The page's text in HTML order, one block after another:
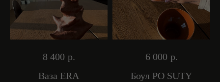
8 400 р.
Ваза ERA
6 000 р.
Боул PO SUTY